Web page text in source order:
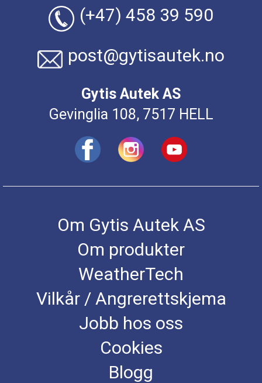
(+47) 458 39 590
post@gytisautek.no
Gytis Autek AS
Gevinglia 108, 7517 HELL
Om Gytis Autek AS
Om produkter
WeatherTech
Vilkår / Angrerettskjema
Jobb hos oss
Cookies
Blogg